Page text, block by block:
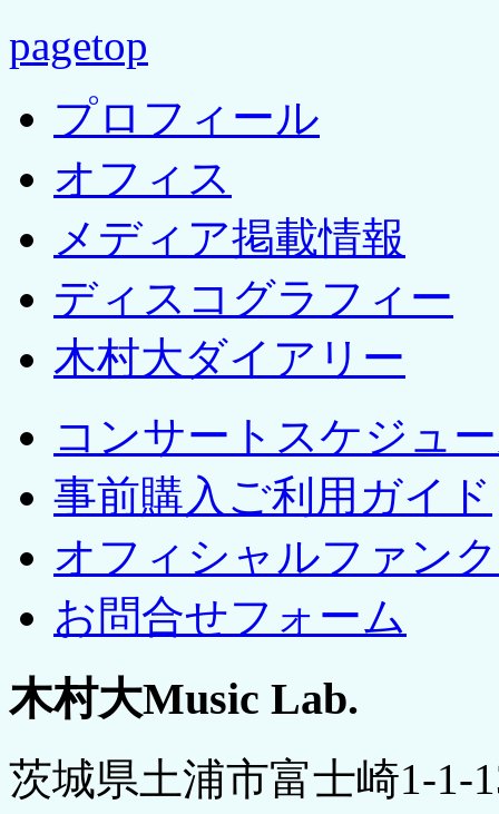
pagetop
プロフィール
オフィス
メディア掲載情報
ディスコグラフィー
木村大ダイアリー
コンサートスケジュ
事前購入ご利用ガイド
オフィシャルファン
お問合せフォーム
木村大Music Lab.
茨城県土浦市富士崎1-